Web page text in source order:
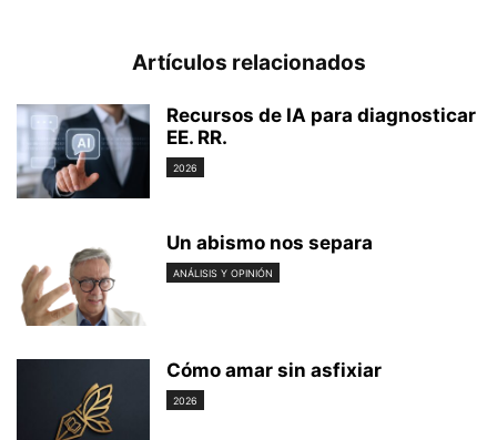
Artículos relacionados
Recursos de IA para diagnosticar
EE. RR.
2026
Un abismo nos separa
ANÁLISIS Y OPINIÓN
Cómo amar sin asfixiar
2026